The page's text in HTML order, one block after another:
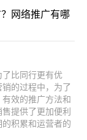
网络推广有哪
比同行更有优
的过程中，为了
效的推广方法和
提供了更加便利
积累和运营者的